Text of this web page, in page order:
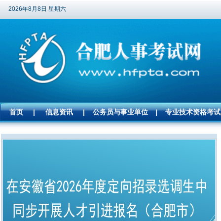
2026年8月8日 星期六
首页 | 信息资讯 | 公务员与事业单位 | 专业技术资格考试